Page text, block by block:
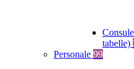
tabelle)
Personale 99